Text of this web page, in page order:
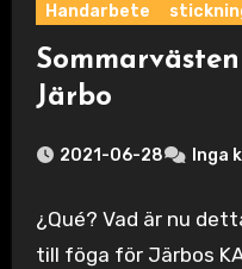
Handarbete
Järbo
2021-06-28 Inga
¿Qué? Vad är nu
till föga för Järbos